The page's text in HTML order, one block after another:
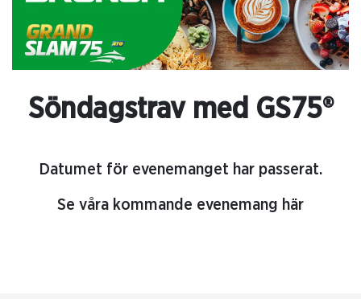
Söndagstrav med GS75®
Datumet för evenemanget har passerat.
Se våra kommande evenemang här